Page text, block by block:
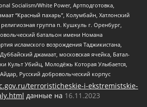
Socialism/White Power, Артподготовка,
“Красный пахарь”, Колумбайн, Хатлонский
группа п. Кушкуль г. Оренбург,
батальон имени Номана
исламского возрождения Таджикистана,
джамаат, московская ячейка, Батал-
Культ Убийц, Молодёжь Которая Улыбается,
Русский добровольческий корпус
terroristicheskie-i-ekstremistskie-
данные на 16.11.2023